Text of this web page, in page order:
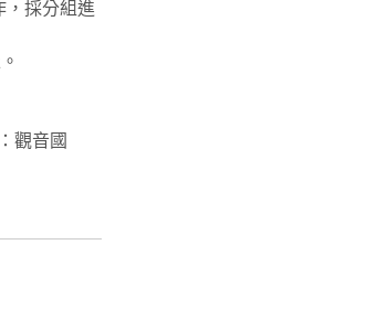
，採分組進
觀音國